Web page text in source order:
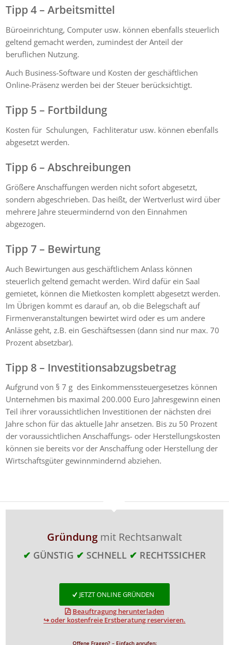
Tipp 4 – Arbeitsmittel
Büroeinrichtung, Computer usw. können ebenfalls steuerlich
geltend gemacht werden, zumindest der Anteil der
beruflichen Nutzung.
Auch Business-Software und Kosten der geschäftlichen
Online-Präsenz werden bei der Steuer berücksichtigt.
Tipp 5 – Fortbildung
Kosten für Schulungen, Fachliteratur usw. können ebenfalls
abgesetzt werden.
Tipp 6 – Abschreibungen
Größere Anschaffungen werden nicht sofort abgesetzt,
sondern abgeschrieben. Das heißt, der Wertverlust wird über
mehrere Jahre steuermindernd von den Einnahmen
abgezogen.
Tipp 7 – Bewirtung
Auch Bewirtungen aus geschäftlichem Anlass können
steuerlich geltend gemacht werden. Wird dafür ein Saal
gemietet, können die Mietkosten komplett abgesetzt werden.
Im Übrigen kommt es darauf an, ob die Belegschaft auf
Firmenveranstaltungen bewirtet wird oder es um andere
Anlässe geht, z.B. ein Geschäftsessen (dann sind nur max. 70
Prozent absetzbar).
Tipp 8 – Investitionsabzugsbetrag
Aufgrund von § 7 g des Einkommenssteuergesetzes können
Unternehmen bis maximal 200.000 Euro Jahresgewinn einen
Teil ihrer voraussichtlichen Investitionen der nächsten drei
Jahre schon für das aktuelle Jahr ansetzen. Bis zu 50 Prozent
der voraussichtlichen Anschaffungs- oder Herstellungskosten
können sie bereits vor der Anschaffung oder Herstellung der
Wirtschaftsgüter gewinnmindernd abziehen.
Gründung mit Rechtsanwalt
✔ GÜNSTIG ✔ SCHNELL ✔ RECHTSSICHER
JETZT ONLINE GRÜNDEN
Beauftragung herunterladen
↪ oder kostenfreie Erstberatung reservieren.
Offene Fragen? – Einfach anrufen: